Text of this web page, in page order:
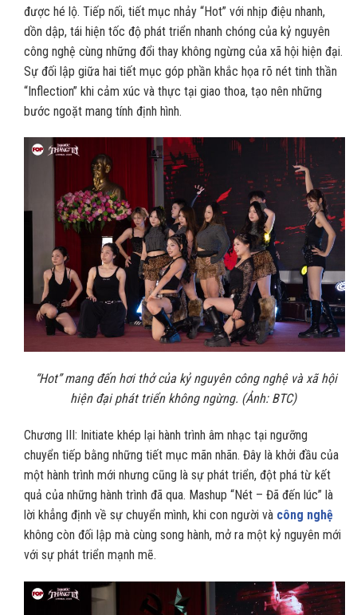
được hé lộ. Tiếp nối, tiết mục nhảy “Hot” với nhịp điệu nhanh,
dồn dập, tái hiện tốc độ phát triển nhanh chóng của kỷ nguyên
công nghệ cùng những đổi thay không ngừng của xã hội hiện đại.
Sự đối lập giữa hai tiết mục góp phần khắc họa rõ nét tinh thần
“Inflection” khi cảm xúc và thực tại giao thoa, tạo nên những
bước ngoặt mang tính định hình.
“Hot” mang đến hơi thở của kỷ nguyên công nghệ và xã hội
hiện đại phát triển không ngừng. (Ảnh: BTC)
Chương III: Initiate khép lại hành trình âm nhạc tại ngưỡng
chuyển tiếp bằng những tiết mục mãn nhãn. Đây là khởi đầu của
một hành trình mới nhưng cũng là sự phát triển, đột phá từ kết
quả của những hành trình đã qua. Mashup “Nét – Đã đến lúc” là
lời khẳng định về sự chuyển mình, khi con người và công nghệ
không còn đối lập mà cùng song hành, mở ra một kỷ nguyên mới
với sự phát triển mạnh mẽ.